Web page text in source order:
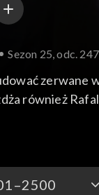
Sezon 25, odc.
zerwane
również